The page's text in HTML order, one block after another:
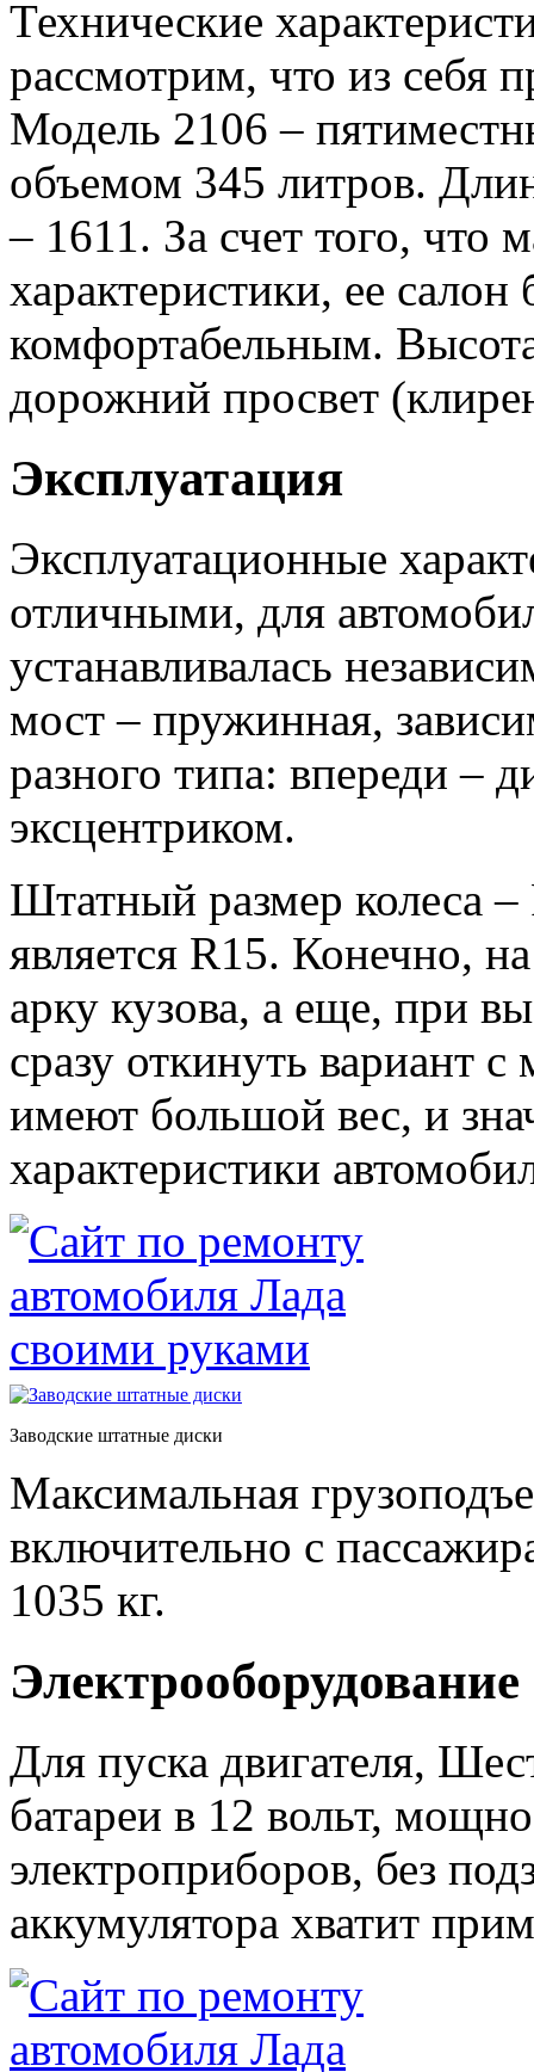
Технические
рассмотрим, что из себя
Модель 2106 –
объемом 345 литров.
– 1611. За счет того, что
характеристики, ее
комфортабельным.
дорожний просвет
Эксплуатация
Эксплуатационные
отличными, для
устанавливалась
мост – пружинная,
разного типа: впереди –
эксцентриком.
Штатный размер колеса
является R15. Конечно,
арку кузова, а еще, при
сразу откинуть вариант
имеют большой вес, и
характеристики
Заводские штатные диски
Максимальная
включительно с
1035 кг.
Электрооборудование
Для пуска двигателя,
батареи в 12 вольт,
электроприборов, без
аккумулятора хватит